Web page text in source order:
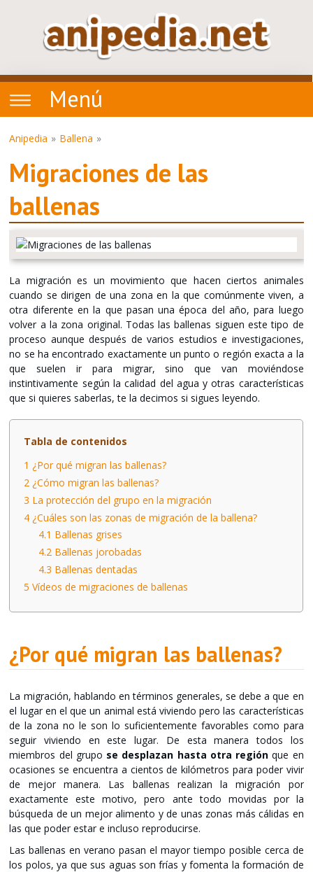
Menú
Anipedia Ballena
Migraciones de las
ballenas
La migración es un movimiento que hacen ciertos animales
cuando se dirigen de una zona en la que comúnmente viven, a
otra diferente en la que pasan una época del año, para luego
volver a la zona original. Todas las ballenas siguen este tipo de
proceso aunque después de varios estudios e investigaciones,
no se ha encontrado exactamente un punto o región exacta a la
que suelen ir para migrar, sino que van moviéndose
instintivamente según la calidad del agua y otras características
que si quieres saberlas, te la decimos si sigues leyendo.
Tabla de contenidos
1 ¿Por qué migran las ballenas?
2 ¿Cómo migran las ballenas?
3 La protección del grupo en la migración
4 ¿Cuáles son las zonas de migración de la ballena?
4.1 Ballenas grises
4.2 Ballenas jorobadas
4.3 Ballenas dentadas
5 Vídeos de migraciones de ballenas
¿Por qué migran las ballenas?
La migración, hablando en términos generales, se debe a que en
el lugar en el que un animal está viviendo pero las características
de la zona no le son lo suficientemente favorables como para
seguir viviendo en este lugar. De esta manera todos los
miembros del grupo se desplazan hasta otra región que en
ocasiones se encuentra a cientos de kilómetros para poder vivir
de mejor manera. Las ballenas realizan la migración por
exactamente este motivo, pero ante todo movidas por la
búsqueda de un mejor alimento y de unas zonas más cálidas en
las que poder estar e incluso reproducirse.
Las ballenas en verano pasan el mayor tiempo posible cerca de
los polos, ya que sus aguas son frías y fomenta la formación de